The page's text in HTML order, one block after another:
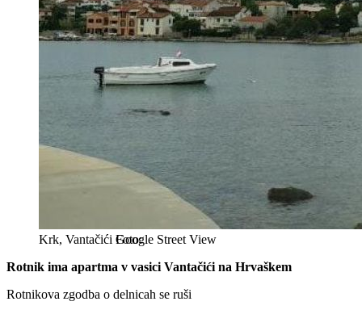
Krk, Vantačići Google Street View
Rotnik ima apartma v vasici Vantačići na Hrvaškem
Rotnikova zgodba o delnicah se ruši